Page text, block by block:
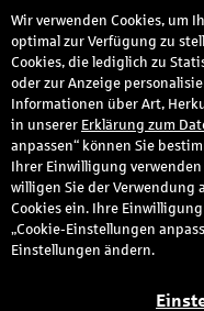
Anmeldung
Bitte melden Sie sich hier
Ihnen gewählten Passwort
Sie sind zum ersten Mal
Wir verwenden Cookies, um
optimal zur Verfügung zu
Cookies, die lediglich zu
oder zur Anzeige
Informationen über Art,
in unserer Erklärung zum
anpassen“ können Sie
Ihrer Einwilligung
willigen Sie der Verwendung
Cookies ein. Ihre
„Cookie-Einstellungen
Einstellungen ändern.